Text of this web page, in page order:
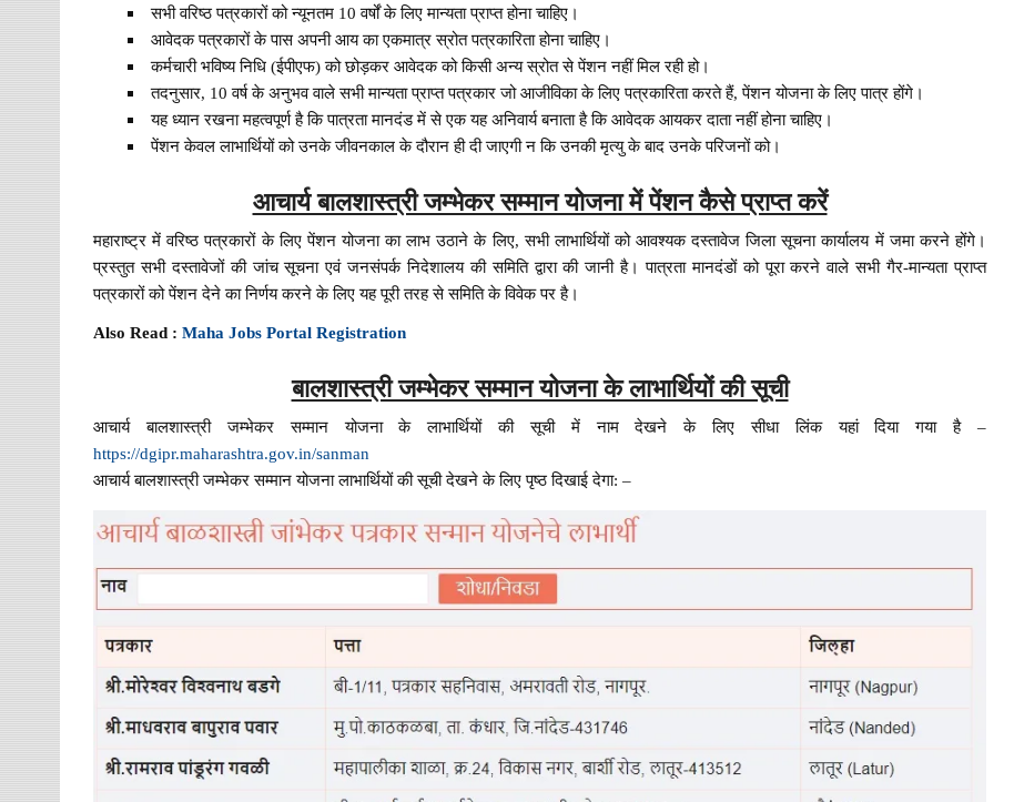
सभी वरिष्ठ पत्रकारों को न्यूनतम 10 वर्षों के लिए मान्यता प्राप्त होना चाहिए।
आवेदक पत्रकारों के पास अपनी आय का एकमात्र स्रोत पत्रकारिता होना चाहिए।
कर्मचारी भविष्य निधि (ईपीएफ) को छोड़कर आवेदक को किसी अन्य स्रोत से पेंशन नहीं मिल रही हो।
तदनुसार, 10 वर्ष के अनुभव वाले सभी मान्यता प्राप्त पत्रकार जो आजीविका के लिए पत्रकारिता करते हैं, पेंशन योजना के लिए पात्र होंगे।
यह ध्यान रखना महत्वपूर्ण है कि पात्रता मानदंड में से एक यह अनिवार्य बनाता है कि आवेदक आयकर दाता नहीं होना चाहिए।
पेंशन केवल लाभार्थियों को उनके जीवनकाल के दौरान ही दी जाएगी न कि उनकी मृत्यु के बाद उनके परिजनों को।
आचार्य बालशास्त्री जम्भेकर सम्मान योजना में पेंशन कैसे प्राप्त करें
महाराष्ट्र में वरिष्ठ पत्रकारों के लिए पेंशन योजना का लाभ उठाने के लिए, सभी लाभार्थियों को आवश्यक दस्तावेज जिला सूचना कार्यालय में जमा करने होंगे।
प्रस्तुत सभी दस्तावेजों की जांच सूचना एवं जनसंपर्क निदेशालय की समिति द्वारा की जानी है। पात्रता मानदंडों को पूरा करने वाले सभी गैर-मान्यता प्राप्त
पत्रकारों को पेंशन देने का निर्णय करने के लिए यह पूरी तरह से समिति के विवेक पर है।
Also Read :Maha Jobs Portal Registration
बालशास्त्री जम्भेकर सम्मान योजना के लाभार्थियों की सूची
आचार्य बालशास्त्री जम्भेकर सम्मान योजना के लाभार्थियों की सूची में नाम देखने के लिए सीधा लिंक यहां दिया गया है –
https://dgipr.maharashtra.gov.in/sanman
आचार्य बालशास्त्री जम्भेकर सम्मान योजना लाभार्थियों की सूची देखने के लिए पृष्ठ दिखाई देगा: –